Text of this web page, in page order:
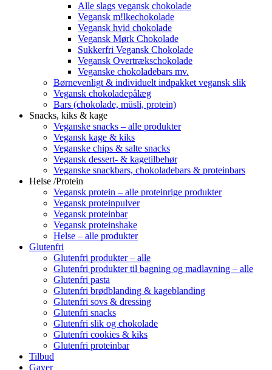
Alle slags vegansk chokolade
Vegansk m!lkechokolade
Vegansk hvid chokolade
Vegansk Mørk Chokolade
Sukkerfri Vegansk Chokolade
Vegansk Overtrækschokolade
Veganske chokoladebars mv.
Børnevenligt & individuelt indpakket vegansk slik
Vegansk chokoladepålæg
Bars (chokolade, müsli, protein)
Snacks, kiks & kage
Veganske snacks – alle produkter
Vegansk kage & kiks
Veganske chips & salte snacks
Vegansk dessert- & kagetilbehør
Veganske snackbars, chokoladebars & proteinbars
Helse /Protein
Vegansk protein – alle proteinrige produkter
Vegansk proteinpulver
Vegansk proteinbar
Vegansk proteinshake
Helse – alle produkter
Glutenfri
Glutenfri produkter – alle
Glutenfri produkter til bagning og madlavning – alle
Glutenfri pasta
Glutenfri brødblanding & kageblanding
Glutenfri sovs & dressing
Glutenfri snacks
Glutenfri slik og chokolade
Glutenfri cookies & kiks
Glutenfri proteinbar
Tilbud
Gaver